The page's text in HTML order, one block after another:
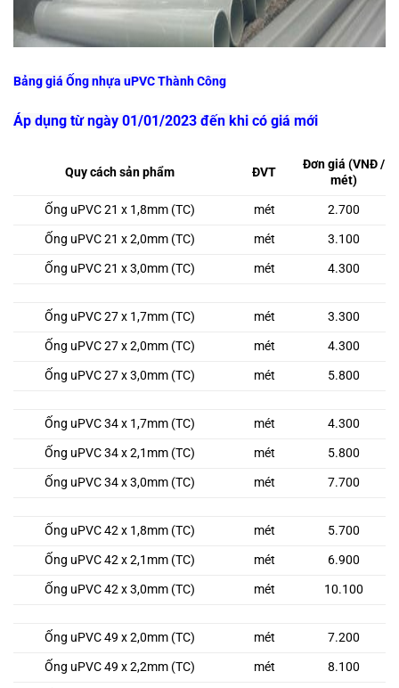
Bảng giá Ống nhựa uPVC Thành Công
Áp dụng từ ngày 01/01/2023 đến khi có giá mới
Quy cách sản phẩm ĐVT
Đơn giá (VNĐ /
mét)
Ống uPVC 21 x 1,8mm (TC)
mét
2.700
Ống uPVC 21 x 2,0mm (TC)
mét
3.100
Ống uPVC 21 x 3,0mm (TC)
mét 4.300
Ống uPVC 27 x 1,7mm (TC) mét
3.300
Ống uPVC 27 x 2,0mm (TC)
mét
4.300
Ống uPVC 27 x 3,0mm (TC)
mét 5.800
Ống uPVC 34 x 1,7mm (TC) mét
4.300
Ống uPVC 34 x 2,1mm (TC)
mét
5.800
Ống uPVC 34 x 3,0mm (TC)
mét 7.700
Ống uPVC 42 x 1,8mm (TC) mét
5.700
Ống uPVC 42 x 2,1mm (TC)
mét
6.900
Ống uPVC 42 x 3,0mm (TC)
mét 10.100
Ống uPVC 49 x 2,0mm (TC) mét
7.200
Ống uPVC 49 x 2,2mm (TC)
mét
8.100